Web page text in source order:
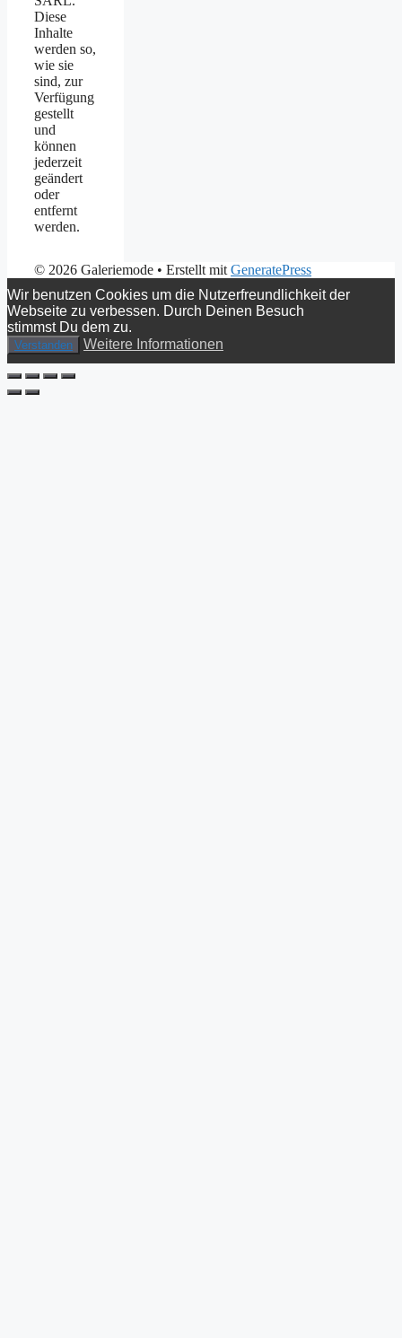
Diese
Inhalte
werden so,
wie sie
sind, zur
Verfügung
gestellt
und
können
jederzeit
geändert
oder
entfernt
werden.
© 2026 Galeriemode • Erstellt mit GeneratePress
Wir benutzen Cookies um die Nutzerfreundlichkeit der
Webseite zu verbessen. Durch Deinen Besuch
stimmst Du dem zu.
Verstanden Weitere Informationen